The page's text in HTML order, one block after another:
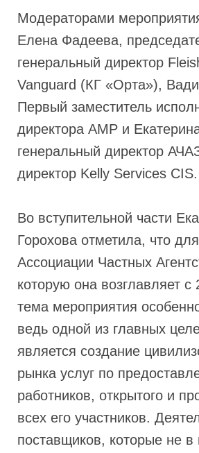
Модераторами
Елена Фадеева,
генеральный директор
Vanguard (КГ «Орта»),
Первый заместитель
директора АМР и
генеральный директор
директор Kelly Services CIS.
Во вступительной части
Горохова отметила, что
Ассоциации Частных
которую она возглавляет с
тема мероприятия
ведь одной из главных
является создание
рынка услуг по
работников, открытого и
всех его участников.
поставщиков, которые не